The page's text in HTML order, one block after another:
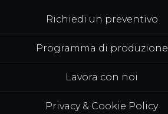
Richiedi un preventivo
Programma di produzione
Lavora con noi
Privacy & Cookie Policy